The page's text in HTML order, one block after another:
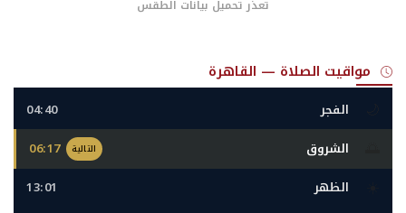
تعذّر تحميل بيانات الطقس
مواقيت الصلاة — القاهرة
الفجر 04:40
الشروق التالية 06:17
الظهر 13:01